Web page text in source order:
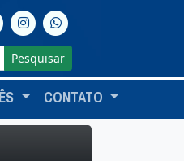
Pesquisar
CONTATO